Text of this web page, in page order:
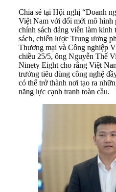
Chia sẻ tại Hội nghị “Doanh
Việt Nam với đổi mới mô hình
chính sách đảng viên làm kinh
sách, chiến lược Trung ương
Thương mại và Công nghiệp
chiều 25/5, ông Nguyễn Thế
Ninety Eight cho rằng Việt
trường tiêu dùng công nghệ
có thể trở thành nơi tạo ra
năng lực cạnh tranh toàn cầu.